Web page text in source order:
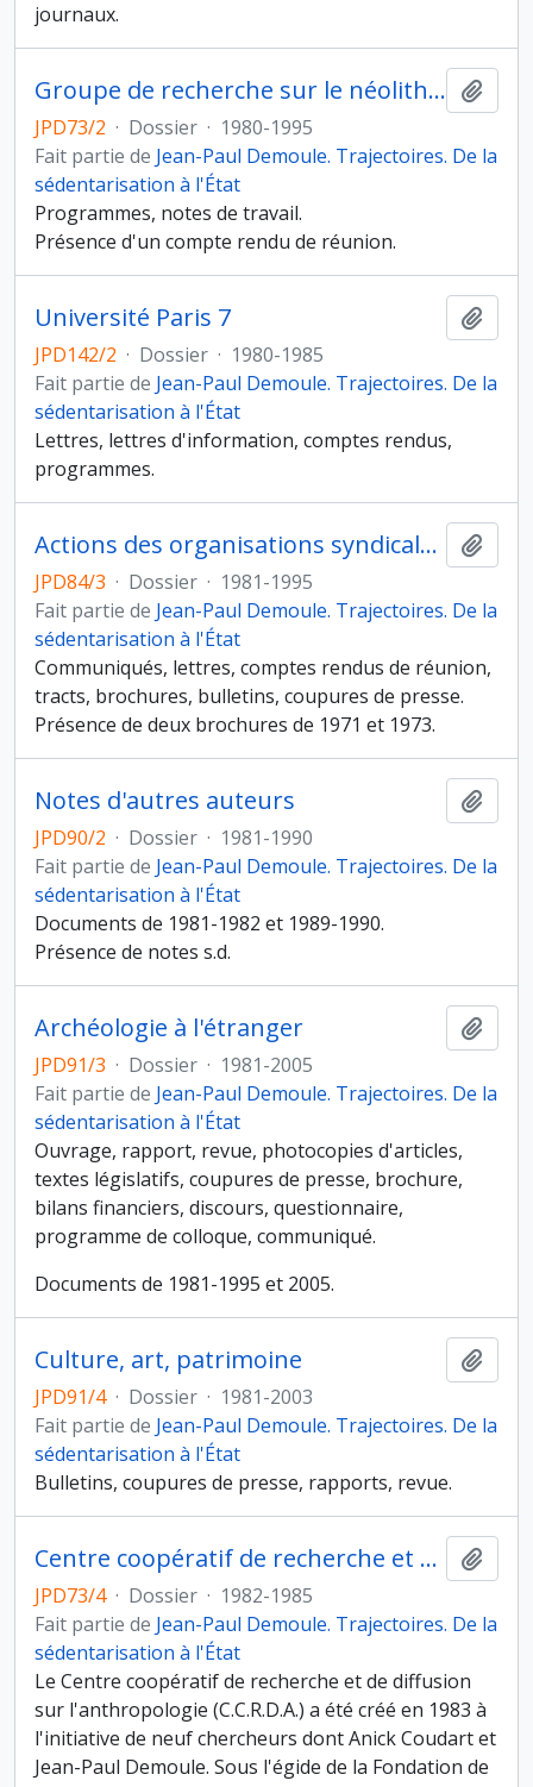
journaux.
Groupe de recherche sur le néolithique du Bassin parisien
JPD73/2 · Dossier · 1980-1995
Fait partie de Jean-Paul Demoule. Trajectoires. De la
sédentarisation à l'État
Programmes, notes de travail.
Présence d'un compte rendu de réunion.
Université Paris 7
JPD142/2 · Dossier · 1980-1985
Fait partie de Jean-Paul Demoule. Trajectoires. De la
sédentarisation à l'État
Lettres, lettres d'information, comptes rendus,
programmes.
Actions des organisations syndicales et professionnelles
JPD84/3 · Dossier · 1981-1995
Fait partie de Jean-Paul Demoule. Trajectoires. De la
sédentarisation à l'État
Communiqués, lettres, comptes rendus de réunion,
tracts, brochures, bulletins, coupures de presse.
Présence de deux brochures de 1971 et 1973.
Notes d'autres auteurs
JPD90/2 · Dossier · 1981-1990
Fait partie de Jean-Paul Demoule. Trajectoires. De la
sédentarisation à l'État
Documents de 1981-1982 et 1989-1990.
Présence de notes s.d.
Archéologie à l'étranger
JPD91/3 · Dossier · 1981-2005
Fait partie de Jean-Paul Demoule. Trajectoires. De la
sédentarisation à l'État
Ouvrage, rapport, revue, photocopies d'articles,
textes législatifs, coupures de presse, brochure,
bilans financiers, discours, questionnaire,
programme de colloque, communiqué.
Documents de 1981-1995 et 2005.
Culture, art, patrimoine
JPD91/4 · Dossier · 1981-2003
Fait partie de Jean-Paul Demoule. Trajectoires. De la
sédentarisation à l'État
Bulletins, coupures de presse, rapports, revue.
Centre coopératif de recherche et de diffusion sur l'anthropologie
JPD73/4 · Dossier · 1982-1985
Fait partie de Jean-Paul Demoule. Trajectoires. De la
sédentarisation à l'État
Le Centre coopératif de recherche et de diffusion
sur l'anthropologie (C.C.R.D.A.) a été créé en 1983 à
l'initiative de neuf chercheurs dont Anick Coudart et
Jean-Paul Demoule. Sous l'égide de la Fondation de